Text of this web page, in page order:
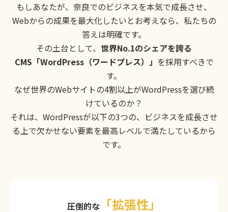
もしあなたが、奈良でのビジネスを本気で成長させ、
Webからの成果を最大化したいとお考えなら、私たちの
答えは明確です。
その土台として、 世界No.1のシェアを誇る
CMS「WordPress（ワードプレス）」 を採用すべきで
す。
なぜ世界のWebサイトの4割以上がWordPressを選び続
けているのか？
それは、WordPressが以下の3つの、ビジネスを成長させ
る上で欠かせない要素を最高レベルで満たしているから
です。
圧倒的な 「拡張性」